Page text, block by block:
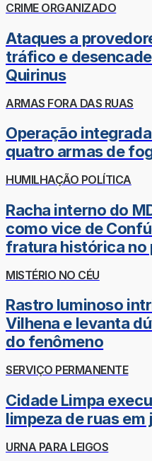
CRIME ORGANIZADO
Ataques a
tráfico e
Quirinus
ARMAS FORA DAS RUAS
Operação
quatro armas de
HUMILHAÇÃO POLÍTICA
Racha interno do
como vice de
fratura histórica no
MISTÉRIO NO CÉU
Rastro luminoso
Vilhena e levanta
do fenômeno
SERVIÇO PERMANENTE
Cidade Limpa
limpeza de ruas em
URNA PARA LEIGOS